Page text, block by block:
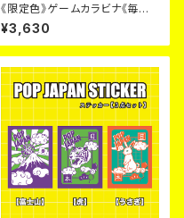
《限定色》ゲームカラビナ《毎月６
日~９日のみ販売》
¥3,630